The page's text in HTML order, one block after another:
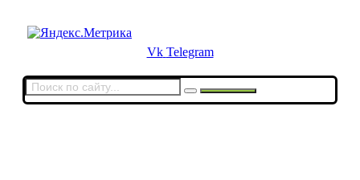
Vk Telegram